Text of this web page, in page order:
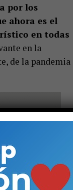
por los
ahora es el
en todas
en la
de la pandemia